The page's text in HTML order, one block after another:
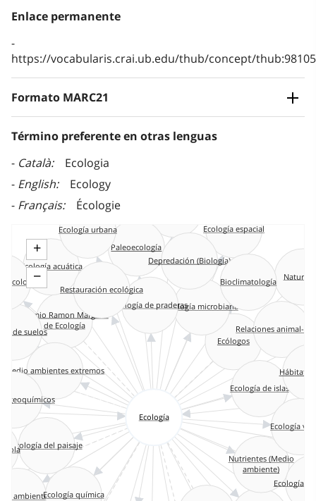
Enlace permanente
https://vocabularis.crai.ub.edu/thub/concept/
Formato MARC21
Término preferente en otras lenguas
Català
Ecologia
English
Ecology
Français
Écologie
+
−
Premio Ramon Margalef
de Ecología
de suelos
Medio ambientes extremos
Ecólogos
Ecología microbiana
Ecología del paisaje
Ecología de praderas
Relaciones animal-
Nutrientes (Medio
ambiente)
Ecología acuática
Ecología
ambiente
Ecología espacial
Ecología de islas
Paleoecología
Ecología de
Ecología química
Depredación (Biología)
Hábitat
Ecología urbana
Ecología
Bioclimatología
Restauración ecológica